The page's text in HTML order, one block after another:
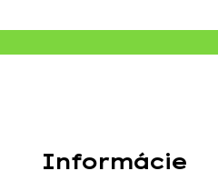
Informácie